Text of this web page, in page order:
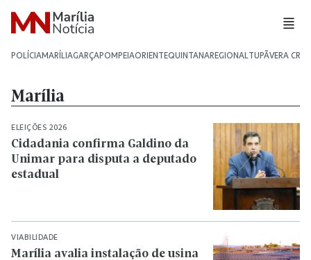
POLÍCIAMARÍLIAGARÇAPOMPEIAORIENTEQUINTANAREGIONALTUPÃVERA CRUZ
Marília
ELEIÇÕES 2026
Cidadania confirma Galdino da
Unimar para disputa a deputado
estadual
VIABILIDADE
Marília avalia instalação de usina